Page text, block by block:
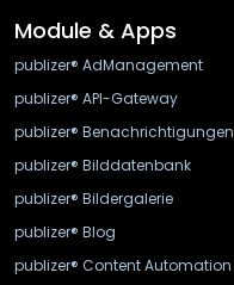
Module & Apps
publizer® AdManagement
publizer® API-Gateway
publizer® Benachrichtigungen
publizer® Bilddatenbank
publizer® Bildergalerie
publizer® Blog
publizer® Content Automation